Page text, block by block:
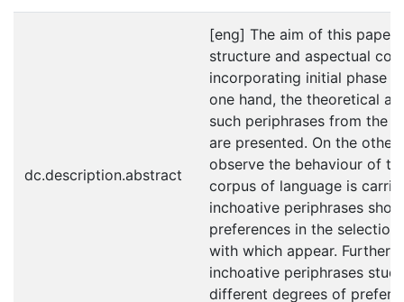
dc.description.abstract
[eng] The aim of this paper
structure and aspectual
incorporating initial phase
one hand, the theoretical
such periphrases from the
are presented. On the
observe the behaviour of
corpus of language is
inchoative periphrases
preferences in the
with which appear.
inchoative periphrases
different degrees of